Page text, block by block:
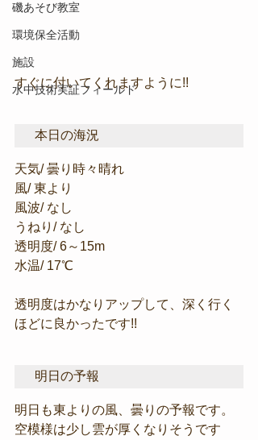
磯あそび教室
環境保全活動
施設
水中技術実証フィールド
すぐに付いてくれますように!!
本日の海況
天気/ 曇り時々晴れ
風/ 東より
風波/ なし
うねり/ なし
透明度/ 6～15m
水温/ 17℃
透明度はかなりアップして、深く行く
ほどに良かったです!!
明日の予報
明日も東よりの風、曇りの予報です。
空模様は少し雲が厚くなりそうです